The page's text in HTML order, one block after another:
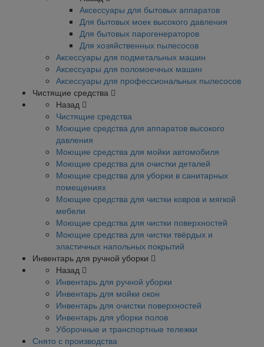
Аксессуары для бытовых аппаратов
Для бытовых моек высокого давления
Для бытовых парогенераторов
Для хозяйственных пылесосов
Аксессуары для подметальных машин
Аксессуары для поломоечных машин
Аксессуары для профессиональных пылесосов
Чистящие средства
Назад
Чистящие средства
Моющие средства для аппаратов высокого
давления
Моющие средства для мойки автомобиля
Моющие средства для очистки деталей
Моющие средства для уборки в санитарных
помещениях
Моющие средства для чистки ковров и мягкой
мебели
Моющие средства для чистки поверхностей
Моющие средства для чистки твёрдых и
эластичных напольных покрытий
Инвентарь для ручной уборки
Назад
Инвентарь для ручной уборки
Инвентарь для мойки окон
Инвентарь для очистки поверхностей
Инвентарь для уборки полов
Уборочные и транспортные тележки
Снято с производства